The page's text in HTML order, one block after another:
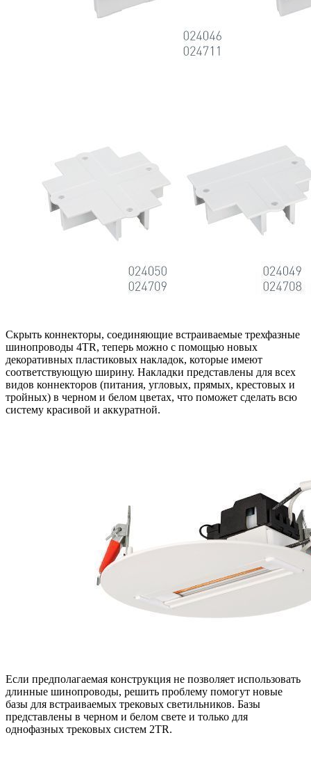
Скрыть коннекторы, соединяющие встраиваемые трехфазные
шинопроводы 4TR, теперь можно с помощью новых
декоративных пластиковых накладок, которые имеют
соответствующую ширину. Накладки представлены для всех
видов коннекторов (питания, угловых, прямых, крестовых и
тройных) в черном и белом цветах, что поможет сделать всю
систему красивой и аккуратной.
Если предполагаемая конструкция не позволяет использовать
длинные шинопроводы, решить проблему помогут новые
базы для встраиваемых трековых светильников. Базы
представлены в черном и белом свете и только для
однофазных трековых систем 2TR.